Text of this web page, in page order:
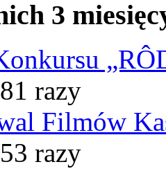
3
razy
Filmów
razy